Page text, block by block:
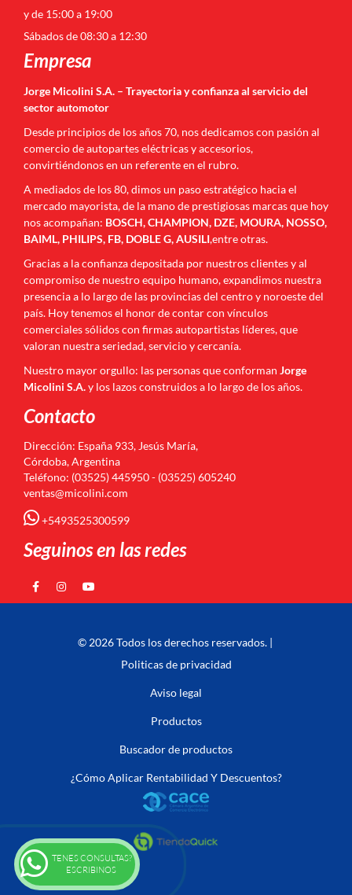
y de 15:00 a 19:00
Sábados de 08:30 a 12:30
Empresa
Jorge Micolini S.A. – Trayectoria y confianza al servicio del
sector automotor
Desde principios de los años 70, nos dedicamos con pasión al
comercio de autopartes eléctricas y accesorios,
convirtiéndonos en un referente en el rubro.
A mediados de los 80, dimos un paso estratégico hacia el
mercado mayorista, de la mano de prestigiosas marcas que hoy
nos acompañan: BOSCH, CHAMPION, DZE, MOURA, NOSSO,
BAIML, PHILIPS, FB, DOBLE G, AUSILI,entre otras.
Gracias a la confianza depositada por nuestros clientes y al
compromiso de nuestro equipo humano, expandimos nuestra
presencia a lo largo de las provincias del centro y noroeste del
país. Hoy tenemos el honor de contar con vínculos
comerciales sólidos con firmas autopartistas líderes, que
valoran nuestra seriedad, servicio y cercanía.
Nuestro mayor orgullo: las personas que conforman Jorge
Micolini S.A.y los lazos construidos a lo largo de los años.
Contacto
Dirección: España 933, Jesús María,
Córdoba, Argentina
Teléfono: (03525) 445950 - (03525) 605240
ventas@micolini.com
+5493525300599
Seguinos en las redes
© 2026 Todos los derechos reservados. |
Politicas de privacidad
Aviso legal
Productos
Buscador de productos
¿Cómo Aplicar Rentabilidad Y Descuentos?
TENES CONSULTAS?
ESCRIBINOS